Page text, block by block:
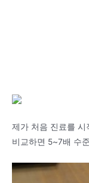
제가 처음 진료를
비교하면 5~7배 수